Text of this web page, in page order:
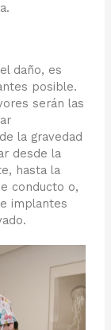
daño, es
posible.
serán las
la gravedad
desde la
hasta la
conducto o,
implantes